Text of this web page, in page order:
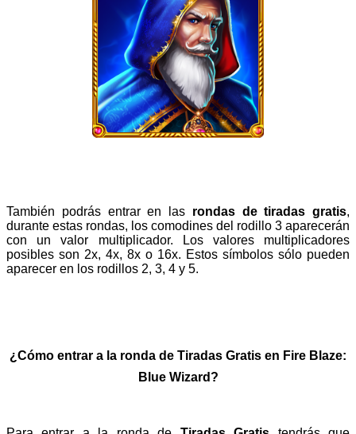
También podrás entrar en las rondas de tiradas gratis,
durante estas rondas, los comodines del rodillo 3 aparecerán
con un valor multiplicador. Los valores multiplicadores
posibles son 2x, 4x, 8x o 16x. Estos símbolos sólo pueden
aparecer en los rodillos 2, 3, 4 y 5.
¿Cómo entrar a la ronda de Tiradas Gratis en Fire Blaze:
Blue Wizard?